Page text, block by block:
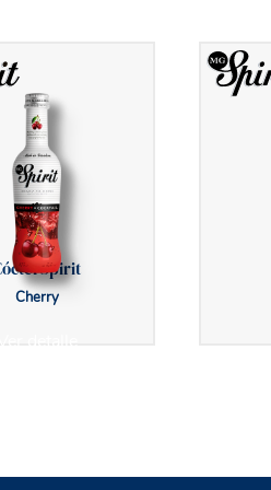
Spirit
Cherry